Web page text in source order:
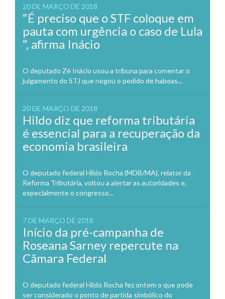
20 DE MARÇO DE 2018
“É preciso que o STF coloque em
pauta com urgência o caso de Lula
“, afirma Inácio
O deputado Zé Inácio usou a tribuna para comentar o
julgamento do STJ que negou o pedido de habeas...
20 DE MARÇO DE 2018
Hildo diz que reforma tributária
é essencial para a recuperação da
economia brasileira
O deputado federal Hildo Rocha (MDB/MA), relator da
Reforma Tributária, voltou a alertar as autoridades e,
especialmente o congresso...
7 DE MARÇO DE 2018
Início da pré-campanha de
Roseana Sarney repercute na
Câmara Federal
O deputado federal Hildo Rocha fez ontem o que pode
ser considerado o ponto de partida simbólico do